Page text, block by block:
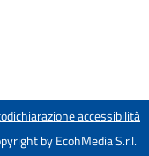
accessibilità
byEcohMedia S.r.l.